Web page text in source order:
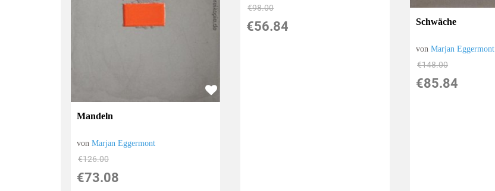
Mandeln
vonMarjan Eggermont
€126.00
€73.08
€98.00
€56.84 Schwäche
vonMarjan Eggermont
€148.00
€85.84